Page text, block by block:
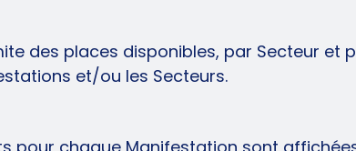
des places disponibles, par Secteur
et/ou les Secteurs.